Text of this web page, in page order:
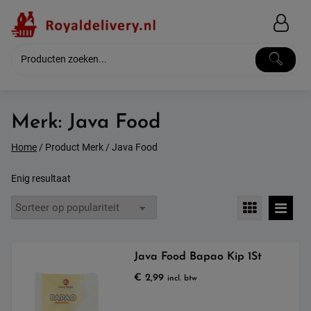
content
Merk: Java Food
Home/ Product Merk / Java Food
Enig resultaat
Java Food Bapao Kip 1St
€ 2,99 incl. btw